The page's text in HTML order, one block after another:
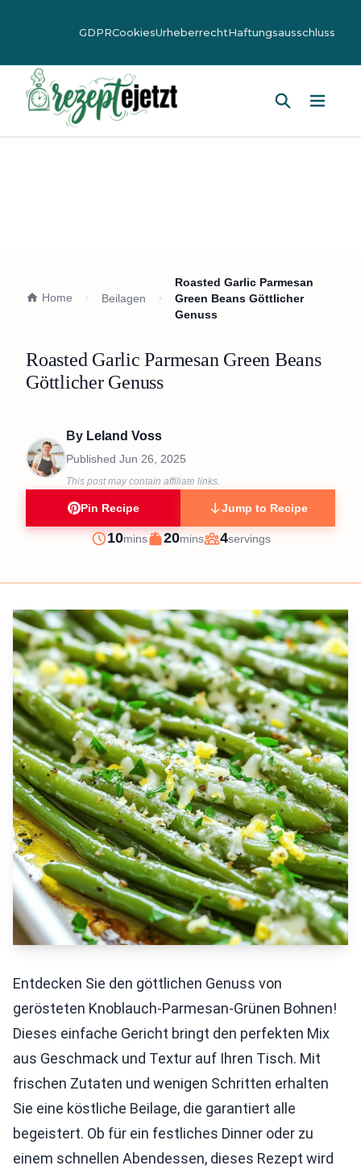
GDPRCookiesUrheberrechtHaftungsausschluss
Home Beilagen
Roasted Garlic Parmesan
Green Beans Göttlicher
Genuss
Roasted Garlic Parmesan Green Beans
Göttlicher Genuss
By Leland Voss
Published Jun 26, 2025
This post may contain affiliate links.
Pin Recipe Jump to Recipe
Prep
10minutes
mins
Cook
20minutes
mins
Servings
4servings
Entdecken Sie den göttlichen Genuss von
gerösteten Knoblauch-Parmesan-Grünen Bohnen!
Dieses einfache Gericht bringt den perfekten Mix
aus Geschmack und Textur auf Ihren Tisch. Mit
frischen Zutaten und wenigen Schritten erhalten
Sie eine köstliche Beilage, die garantiert alle
begeistert. Ob für ein festliches Dinner oder zu
einem schnellen Abendessen, dieses Rezept wird